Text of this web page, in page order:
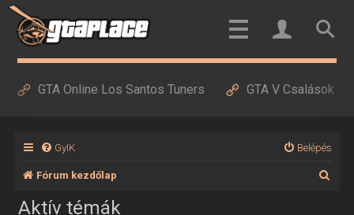
GTA Online Los Santos Tuners GTA V Csalások
GyIK Belépés
Fórum kezdőlap
Aktív témák